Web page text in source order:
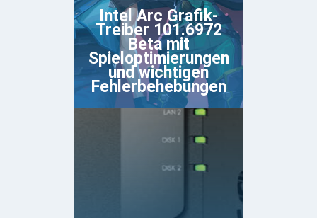
Intel Arc Grafik-
Treiber 101.6972
Beta mit
Spieloptimierungen
und wichtigen
Fehlerbehebungen